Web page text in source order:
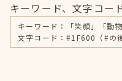
キーワード、文字コー
キーワード：「笑顔」「動
文字コード：#1F600（#の